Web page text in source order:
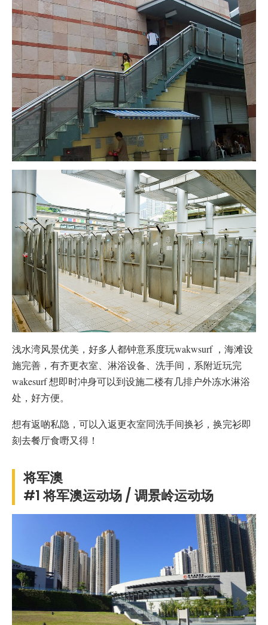
浅水湾风景优美，好多人都钟意系度玩wakwsurf ，海滩设
施完善，有齐更衣室、淋浴设备、洗手间，系附近玩完
wakesurf 想即时冲身可以到设施二楼有几排户外冻水淋浴
处，好方便。
想有返啲私隐，可以入返更衣室同洗手间换衫，换完衫即
刻去餐厅食嘢又得！
将军澳
#1 将军澳运动场 / 调景岭运动场